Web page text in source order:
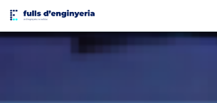
Vés
contingut